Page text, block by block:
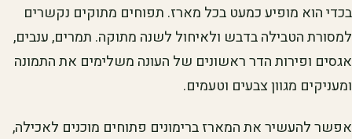
בכדי הוא מופיע כמעט בכל מארז. תפוחים מתוקים נקשרים
למסורת הטבילה בדבש ולאיחול לשנה מתוקה. תמרים, ענבים,
אגסים ופירות הדר ראשונים של העונה משלימים את התמונה
ומעניקים מגוון צבעים וטעמים.
אפשר להעשיר את המארז ברימונים פתוחים מוכנים לאכילה,